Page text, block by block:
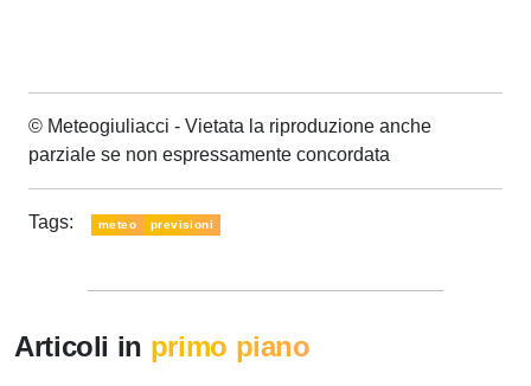
© Meteogiuliacci - Vietata la riproduzione anche
parziale se non espressamente concordata
Tags: meteo previsioni
Articoli in primo piano